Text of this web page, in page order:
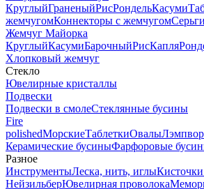
КруглыйГраненыйРисРондельКасуми
жемчугомКоннекторы с жемчугом
Жемчуг Майорка
КруглыйКасумиБарочныйРисКапля
Хлопковый жемчуг
Стекло
Ювелирные кристаллы
Подвески
Подвески в смолеСтеклянные бусины
Fire
polishedМорскиеТаблеткиОвалы
Керамические бусиныФарфоровые
Разное
ИнструментыЛеска, нить, иглы
НейзильберЮвелирная проволока